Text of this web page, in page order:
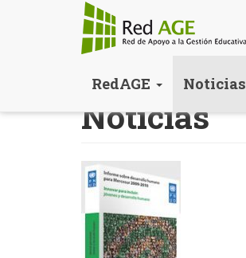
contenido
RedAGE Noticias
Noticias